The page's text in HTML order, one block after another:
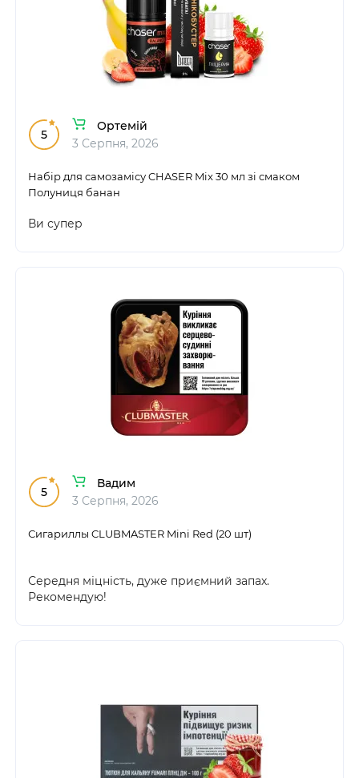
5
Ортемій
3 Серпня, 2026
Набір для самозамісу CHASER Mix 30 мл зі смаком
Полуниця банан
Ви супер
5
Вадим
3 Серпня, 2026
Сигариллы CLUBMASTER Mini Red (20 шт)
Середня міцність, дуже приємний запах.
Рекомендую!